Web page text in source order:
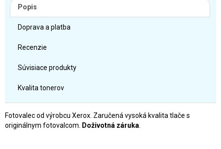
Popis
Doprava a platba
Recenzie
Súvisiace produkty
Kvalita tonerov
Fotovalec od výrobcu Xerox. Zaručená vysoká kvalita tlače s
originálnym fotovalcom.
Doživotná záruka